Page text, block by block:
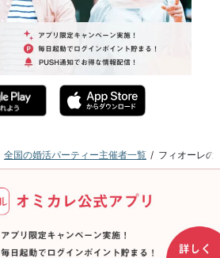
全国の婚活パーティー主催者一覧 フィオーレの